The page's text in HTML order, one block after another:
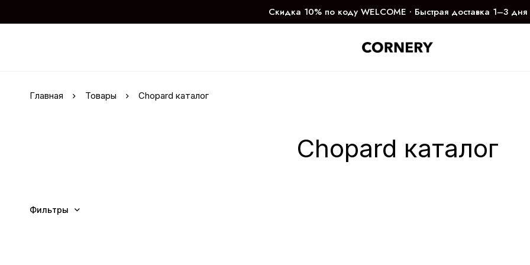
Скидка 10% по коду WELCOME ∙ Быстрая доставка 1–3 дня
Главная Товары Chopard каталог
Chopard каталог
Фильтры